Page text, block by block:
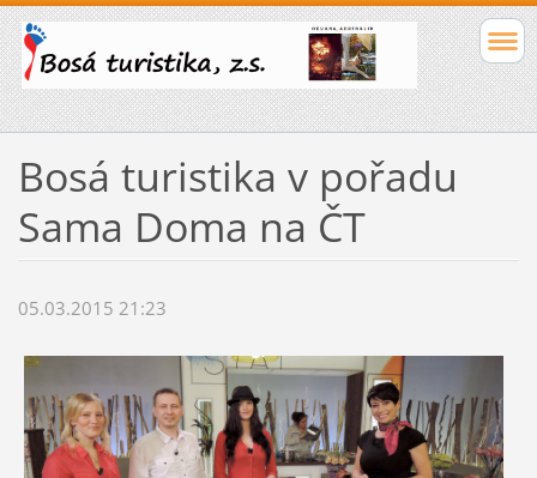
Bosá turistika v pořadu
Sama Doma na ČT
05.03.2015 21:23